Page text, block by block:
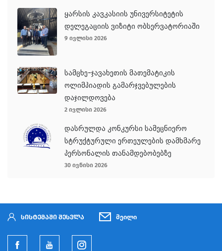
ყარსის კავკასიის უნივერსიტეტის
დელეგაციის ვიზიტი ობსერვატორიაში
9 ივლისი 2026
სამცხე-ჯავახეთის მათემატიკის
ოლიმპიადის გამარჯვებულების
დაჯილდოვება
2 ივლისი 2026
დასრულდა კონკურსი სამეცნიერო
სტრუქტურული ერთეულების დამხმარე
პერსონალის თანამდებობებზე
30 ივნისი 2026
სისტემაში შესვლა მეილი